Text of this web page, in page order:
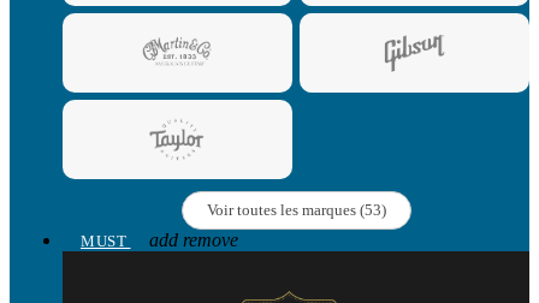
Voir toutes les marques (53)
MUST
add remove